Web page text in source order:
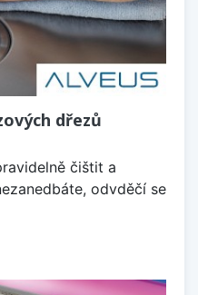
dřezů
čištit a
odvděčí se